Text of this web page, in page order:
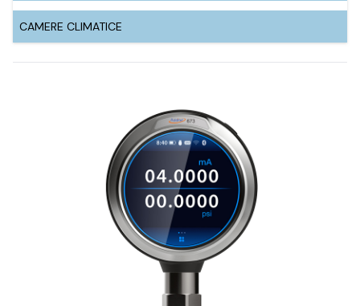
CAMERE CLIMATICE